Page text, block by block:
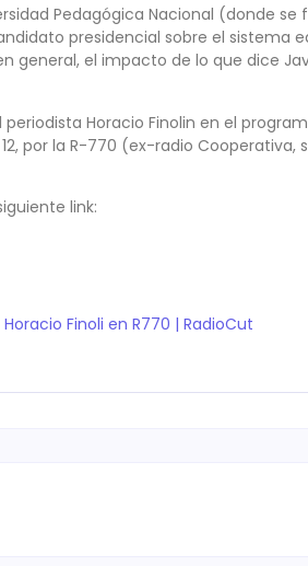
Pedagógica Nacional (donde
presidencial sobre el sistema
general, el impacto de lo que dice
Horacio Finolin en el
por la R-770 (ex-radio
link:
Finoli en R770 | RadioCut